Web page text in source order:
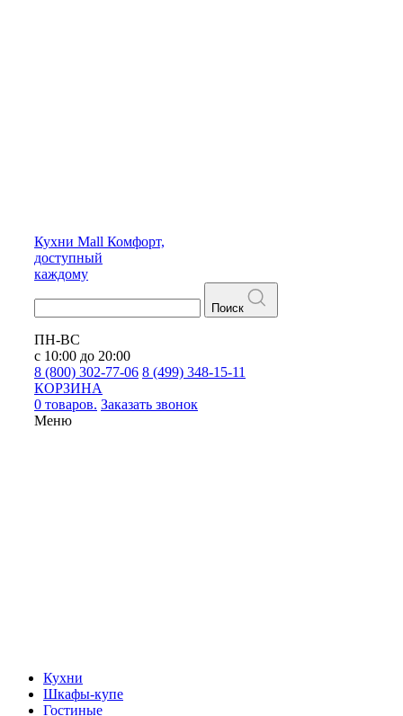
Кухни Mall Комфорт,
доступный
каждому
Поиск
ПН-ВС
с 10:00 до 20:00
8 (800) 302-77-06 8 (499) 348-15-11
КОРЗИНА
0 товаров. Заказать звонок
Меню
Кухни
Шкафы-купе
Гостиные